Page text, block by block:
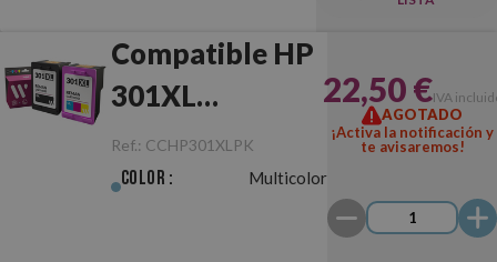
Compatible HP
301XL
Negro/Color
Pack
Ref.: CCHP301XLPK
Color : Multicolor
22,50 €IVA
AGOTADO
¡Activa la notificación y
te avisaremos!